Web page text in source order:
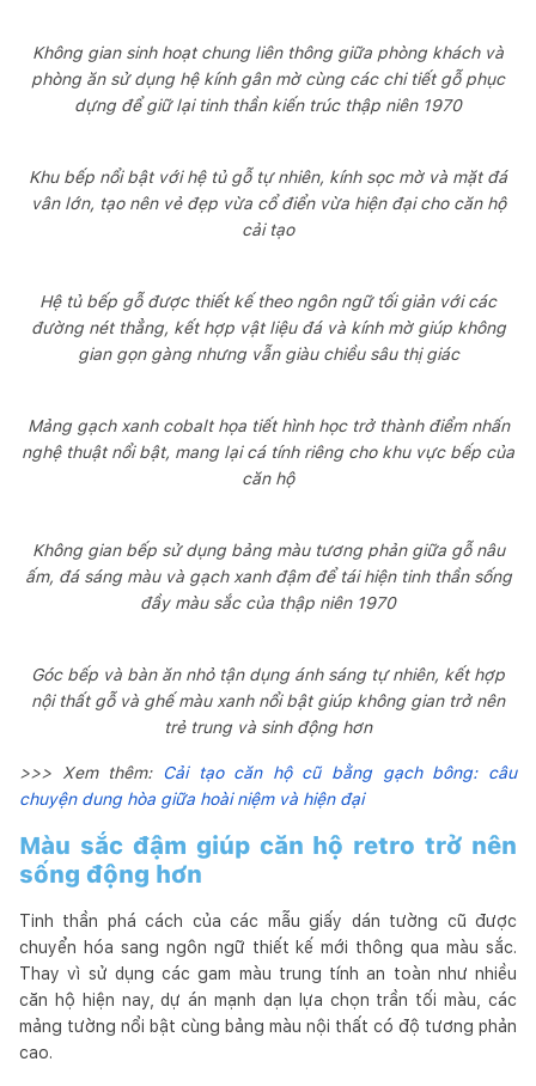
Không gian sinh hoạt chung liên thông giữa phòng khách và
phòng ăn sử dụng hệ kính gân mờ cùng các chi tiết gỗ phục
dựng để giữ lại tinh thần kiến trúc thập niên 1970
Khu bếp nổi bật với hệ tủ gỗ tự nhiên, kính sọc mờ và mặt đá
vân lớn, tạo nên vẻ đẹp vừa cổ điển vừa hiện đại cho căn hộ
cải tạo
Hệ tủ bếp gỗ được thiết kế theo ngôn ngữ tối giản với các
đường nét thẳng, kết hợp vật liệu đá và kính mờ giúp không
gian gọn gàng nhưng vẫn giàu chiều sâu thị giác
Mảng gạch xanh cobalt họa tiết hình học trở thành điểm nhấn
nghệ thuật nổi bật, mang lại cá tính riêng cho khu vực bếp của
căn hộ
Không gian bếp sử dụng bảng màu tương phản giữa gỗ nâu
ấm, đá sáng màu và gạch xanh đậm để tái hiện tinh thần sống
đầy màu sắc của thập niên 1970
Góc bếp và bàn ăn nhỏ tận dụng ánh sáng tự nhiên, kết hợp
nội thất gỗ và ghế màu xanh nổi bật giúp không gian trở nên
trẻ trung và sinh động hơn
>>> Xem thêm: Cải tạo căn hộ cũ bằng gạch bông: câu
chuyện dung hòa giữa hoài niệm và hiện đại
Màu sắc đậm giúp căn hộ retro trở nên
sống động hơn
Tinh thần phá cách của các mẫu giấy dán tường cũ được
chuyển hóa sang ngôn ngữ thiết kế mới thông qua màu sắc.
Thay vì sử dụng các gam màu trung tính an toàn như nhiều
căn hộ hiện nay, dự án mạnh dạn lựa chọn trần tối màu, các
mảng tường nổi bật cùng bảng màu nội thất có độ tương phản
cao.